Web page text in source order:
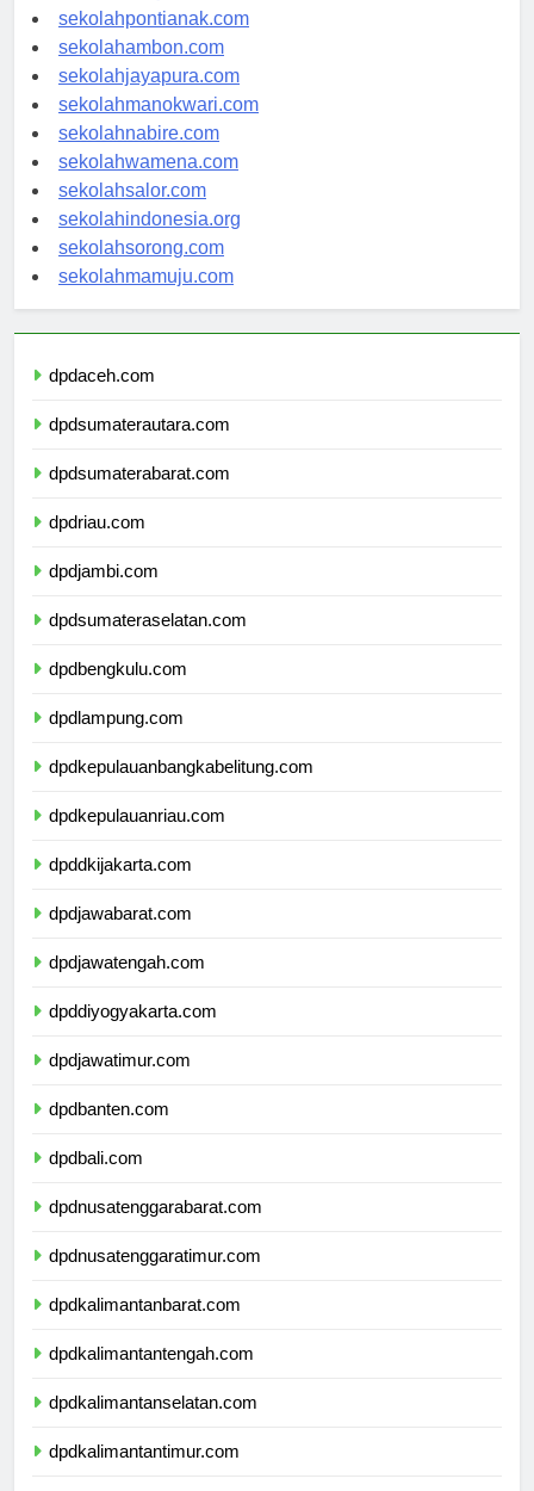
sekolahbanjarbaru.com
sekolahpontianak.com
sekolahambon.com
sekolahjayapura.com
sekolahmanokwari.com
sekolahnabire.com
sekolahwamena.com
sekolahsalor.com
sekolahindonesia.org
sekolahsorong.com